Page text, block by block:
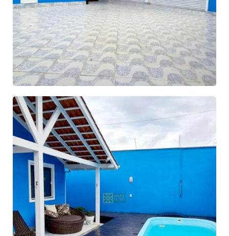
Casa
Centro - Porto Belo
R$ 2.628.000,00
GALERIA DE FOTOS